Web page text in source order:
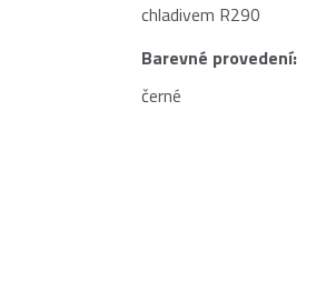
chladivem R290
Barevné provedení:
černé